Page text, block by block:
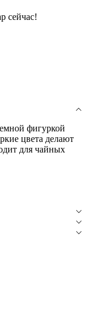
сейчас!
фигуркой
цвета делают
для чайных